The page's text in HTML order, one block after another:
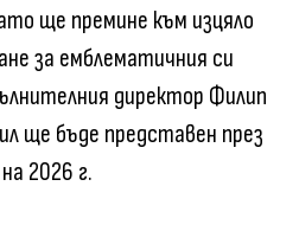
ще премине към изцяло
за емблематичния си
директор Филип
ще бъде представен през
2026 г.